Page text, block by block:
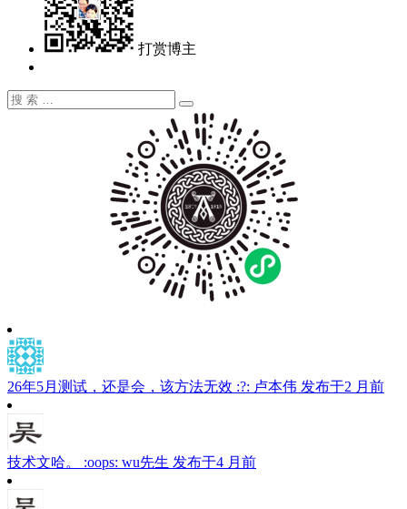
打赏博主
搜
搜
索
26年5月测试，还是会，该方法无效 :?: 卢本伟 发布于2 月前
技术文哈。 :oops: wu先生 发布于4 月前